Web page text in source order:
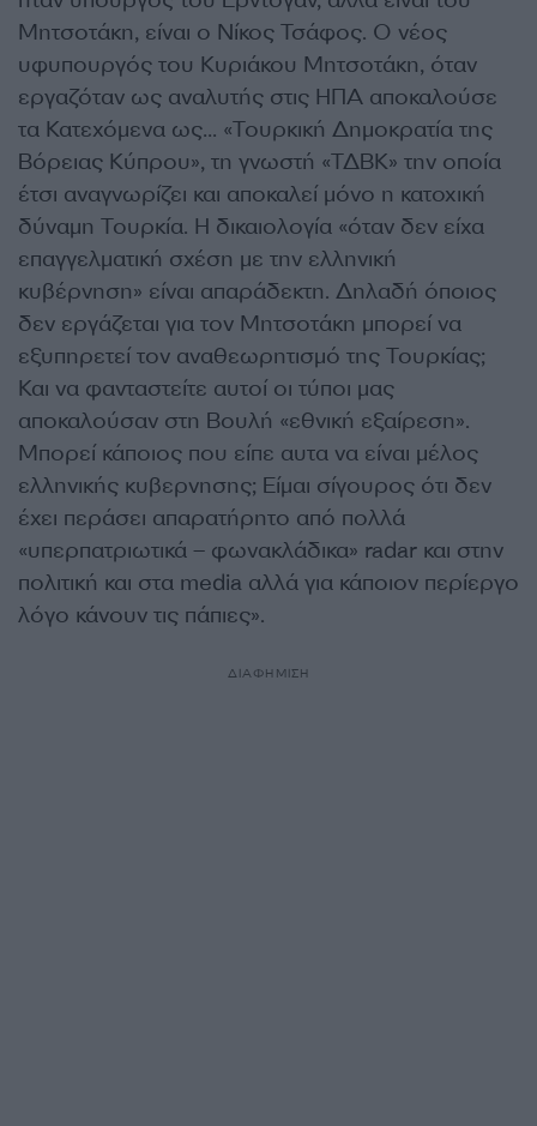
Μητσοτάκη, είναι ο Νίκος Τσάφος. Ο νέος
υφυπουργός του Κυριάκου Μητσοτάκη, όταν
εργαζόταν ως αναλυτής στις ΗΠΑ αποκαλούσε
τα Κατεχόμενα ως… «Τουρκική Δημοκρατία της
Βόρειας Κύπρου», τη γνωστή «ΤΔΒΚ» την οποία
έτσι αναγνωρίζει και αποκαλεί μόνο η κατοχική
δύναμη Τουρκία. Η δικαιολογία «όταν δεν είχα
επαγγελματική σχέση με την ελληνική
κυβέρνηση» είναι απαράδεκτη. Δηλαδή όποιος
δεν εργάζεται για τον Μητσοτάκη μπορεί να
εξυπηρετεί τον αναθεωρητισμό της Τουρκίας;
Και να φανταστείτε αυτοί οι τύποι μας
αποκαλούσαν στη Βουλή «εθνική εξαίρεση».
Μπορεί κάποιος που είπε αυτα να είναι μέλος
ελληνικής κυβερνησης; Είμαι σίγουρος ότι δεν
έχει περάσει απαρατήρητο από πολλά
«υπερπατριωτικά – φωνακλάδικα» radar και στην
πολιτική και στα media αλλά για κάποιον περίεργο
λόγο κάνουν τις πάπιες».
ΔΙΑΦΗΜΙΣΗ